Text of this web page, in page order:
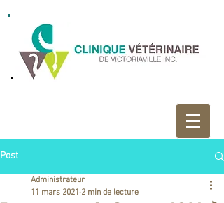
Post
Administrateur
11 mars 2021 2 min de lecture